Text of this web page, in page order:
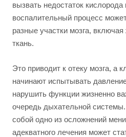
вызвать недостаток
воспалительный процесс
разные участки мозга,
ткань.
Это приводит к отеку мозга, а
начинают испытывать
нарушить функции жизненно
очередь дыхательной
собой одно из осложнений
адекватного лечения может